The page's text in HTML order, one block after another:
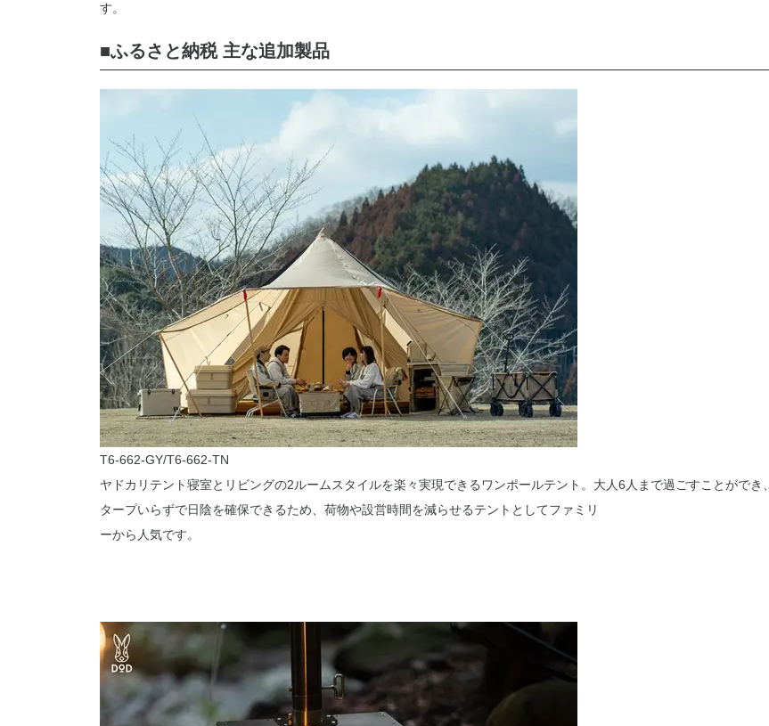
す。
■ふるさと納税 主な追加製品
T6-662-GY/T6-662-TN
ヤドカリテント寝室とリビングの2ルームスタイルを楽々実現できるワンポールテント。大人6人まで過ごすことができ、
タープいらずで日陰を確保できるため、荷物や設営時間を減らせるテントとしてファミリ
ーから人気です。